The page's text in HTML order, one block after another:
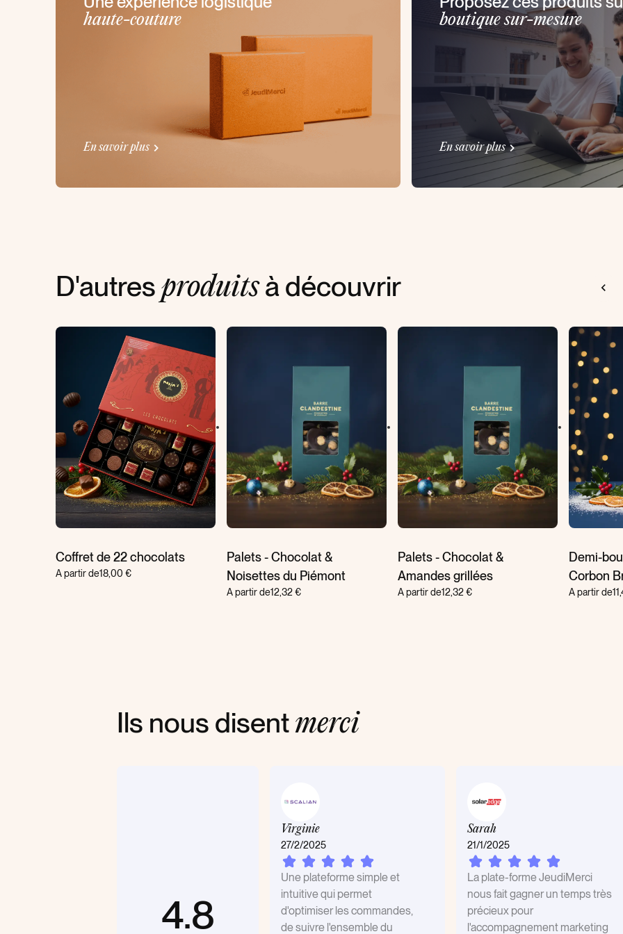
haute-couture
En savoir plus
boutique sur-mesure
En savoir plus
D'autres produitsà découvrir
Coffret de 22 chocolats
A partir de18,00 €
Palets - Chocolat &
Noisettes du Piémont
A partir de12,32 €
Palets - Chocolat &
Amandes grillées
A partir de12,32 €
Demi-
Corbon
A partir de
Ils nous disentmerci
4.8
Virginie
27/2/2025
Une plateforme simple et
intuitive qui permet
d'optimiser les commandes,
de suivre l'ensemble du
Sarah
21/1/2025
La plate-forme JeudiMerci
nous fait gagner un temps très
précieux pour
l'accompagnement marketing